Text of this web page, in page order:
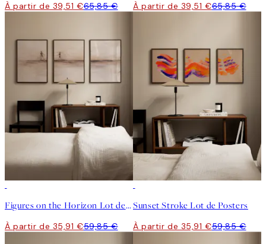
À partir de 39,51 €65,85 € À partir de 39,51 €65,85 €
Figures on the Horizon Lot de Posters
À partir de 35,91 €59,85 €
Sunset Stroke Lot de Posters
À partir de 35,91 €59,85 €